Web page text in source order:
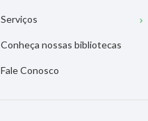
Serviços
Conheça nossas bibliotecas
Fale Conosco